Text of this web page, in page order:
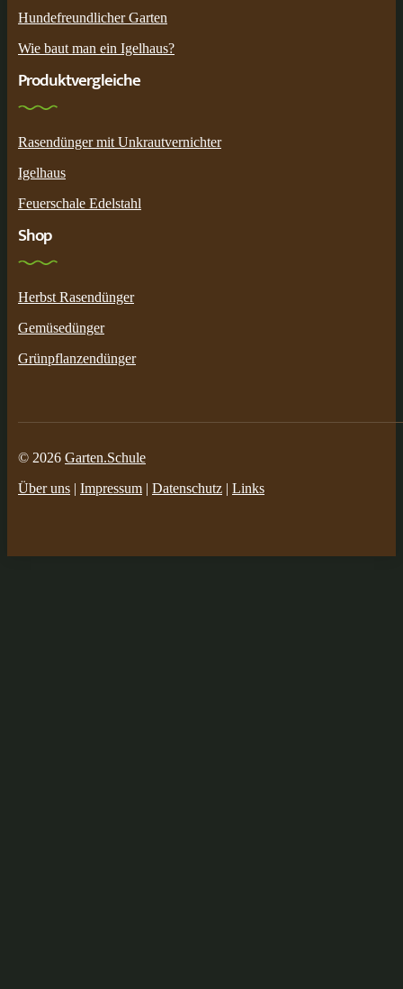
Hundefreundlicher Garten
Wie baut man ein Igelhaus?
Produktvergleiche
Rasendünger mit Unkrautvernichter
Igelhaus
Feuerschale Edelstahl
Shop
Herbst Rasendünger
Gemüsedünger
Grünpflanzendünger
© 2026 Garten.Schule
Über uns | Impressum | Datenschutz | Links